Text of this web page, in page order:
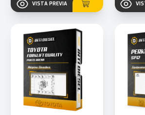
VISTA PREVIA